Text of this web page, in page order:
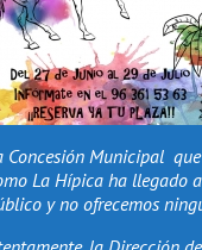
Concesión Municipal que
La Hípica ha llegado
y no ofrecemos